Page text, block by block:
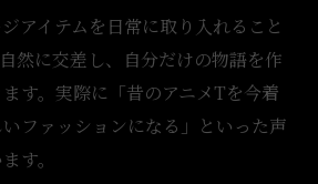
着アニメTの選び方とコーデの秘
T選びで押さえたい注目ポイント
着コーデが注目される理由と背景
Tの人気上昇と選び方の工夫
アイテムを日常に取り入れること
然に交差し、自分だけの物語を作
す。実際に「昔のアニメTを今着
ファッションになる」といった声
す。